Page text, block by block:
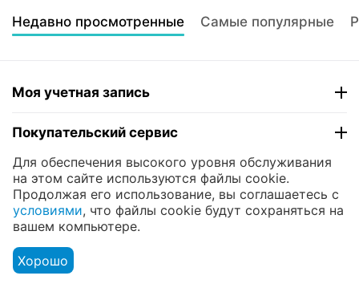
Недавно просмотренные Самые популярные
Моя учетная запись
Покупательский сервис
Контакты
© 2004 - 2026 ЮНИКОМП. На базе CS-Cartи
премиум темы —© AB: UniTheme2
Меню
Для обеспечения высокого уровня обслуживания
на этом сайте используются файлы cookie.
Продолжая его использование, вы соглашаетесь с
условиями, что файлы cookie будут сохраняться на
вашем компьютере.
Хорошо